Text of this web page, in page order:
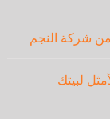
من شركة النجم
لبيتك